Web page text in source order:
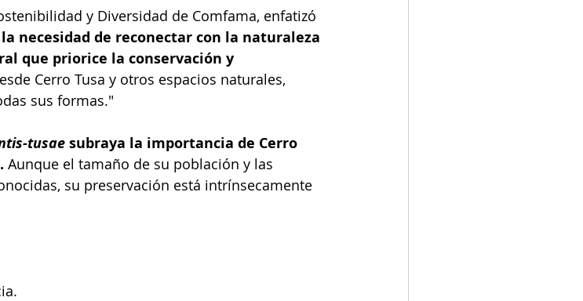
y Diversidad de Comfama, enfatizó
la necesidad de reconectar con la naturaleza
que priorice la conservación y
Cerro Tusa y otros espacios naturales,
sus formas."
tusae subraya la importancia de Cerro
Aunque el tamaño de su población y las
su preservación está intrínsecamente